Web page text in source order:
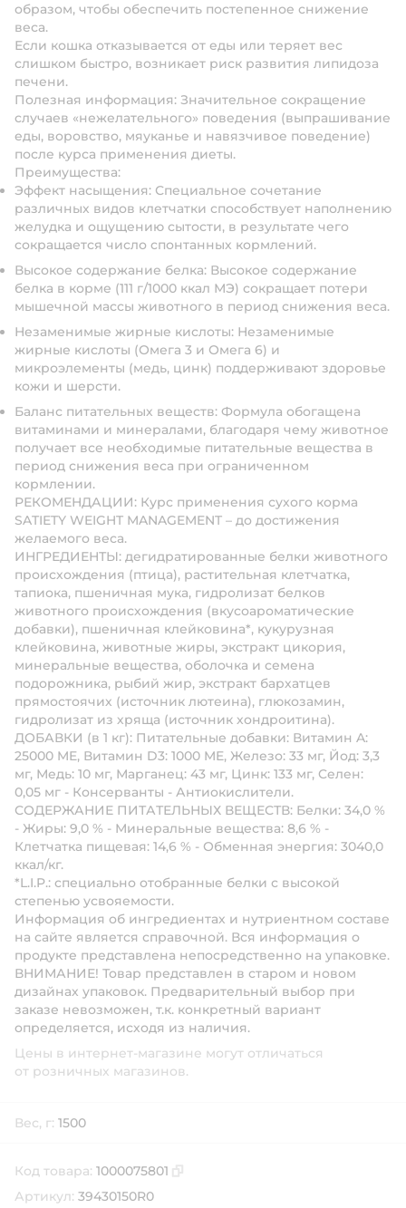
образом, чтобы обеспечить постепенное снижение
веса.
Если кошка отказывается от еды или теряет вес
слишком быстро, возникает риск развития липидоза
печени.
Полезная информация: Значительное сокращение
случаев «нежелательного» поведения (выпрашивание
еды, воровство, мяуканье и навязчивое поведение)
после курса применения диеты.
Преимущества:
Эффект насыщения: Специальное сочетание
различных видов клетчатки способствует наполнению
желудка и ощущению сытости, в результате чего
сокращается число спонтанных кормлений.
Высокое содержание белка: Высокое содержание
белка в корме (111 г/1000 ккал МЭ) сокращает потери
мышечной массы животного в период снижения веса.
Незаменимые жирные кислоты: Незаменимые
жирные кислоты (Омега 3 и Омега 6) и
микроэлементы (медь, цинк) поддерживают здоровье
кожи и шерсти.
Баланс питательных веществ: Формула обогащена
витаминами и минералами, благодаря чему животное
получает все необходимые питательные вещества в
период снижения веса при ограниченном
кормлении.
РЕКОМЕНДАЦИИ: Курс применения сухого корма
SATIETY WEIGHT MANAGEMENT – до достижения
желаемого веса.
ИНГРЕДИЕНТЫ: дегидратированные белки животного
происхождения (птица), растительная клетчатка,
тапиока, пшеничная мука, гидролизат белков
животного происхождения (вкусоароматические
добавки), пшеничная клейковина*, кукурузная
клейковина, животные жиры, экстракт цикория,
минеральные вещества, оболочка и семена
подорожника, рыбий жир, экстракт бархатцев
прямостоячих (источник лютеина), глюкозамин,
гидролизат из хряща (источник хондроитина).
ДОБАВКИ (в 1 кг): Питательные добавки: Витамин A:
25000 ME, Витамин D3: 1000 ME, Железо: 33 мг, Йод: 3,3
мг, Медь: 10 мг, Марганец: 43 мг, Цинк: 133 мг, Ceлeн:
0,05 мг - Консерванты - Антиокислители.
СОДЕРЖАНИЕ ПИТАТЕЛЬНЫХ ВЕЩЕСТВ: Белки: 34,0 %
- Жиры: 9,0 % - Минеральные вещества: 8,6 % -
Клетчатка пищевая: 14,6 % - Обменная энергия: 3040,0
ккал/кг.
*L.I.P.: специально отобранные белки с высокой
степенью усвояемости.
Информация об ингредиентах и нутриентном составе
на сайте является справочной. Вся информация о
продукте представлена непосредственно на упаковке.
ВНИМАНИЕ! Товар представлен в старом и новом
дизайнах упаковок. Предварительный выбор при
заказе невозможен, т.к. конкретный вариант
определяется, исходя из наличия.
Цены в интернет-магазине могут отличаться
от розничных магазинов.
Вес, г: 1500
Код товара: 1000075801
Артикул: 39430150R0